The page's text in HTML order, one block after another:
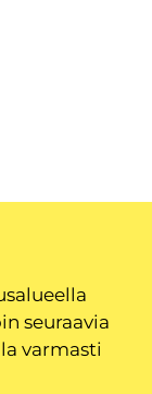
seuraavia
varmasti